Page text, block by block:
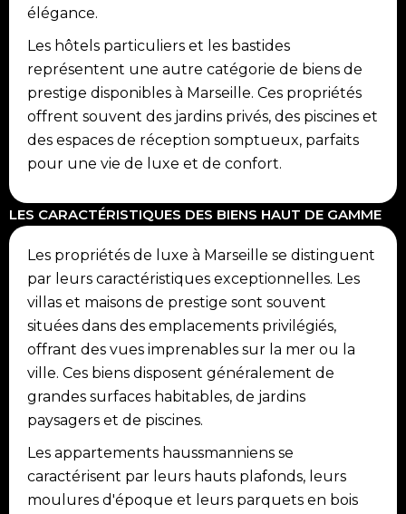
élégance.
Les hôtels particuliers et les bastides
représentent une autre catégorie de biens de
prestige disponibles à Marseille. Ces propriétés
offrent souvent des jardins privés, des piscines et
des espaces de réception somptueux, parfaits
pour une vie de luxe et de confort.
LES CARACTÉRISTIQUES DES BIENS HAUT DE GAMME
Les propriétés de luxe à Marseille se distinguent
par leurs caractéristiques exceptionnelles. Les
villas et maisons de prestige sont souvent
situées dans des emplacements privilégiés,
offrant des vues imprenables sur la mer ou la
ville. Ces biens disposent généralement de
grandes surfaces habitables, de jardins
paysagers et de piscines.
Les appartements haussmanniens se
caractérisent par leurs hauts plafonds, leurs
moulures d'époque et leurs parquets en bois